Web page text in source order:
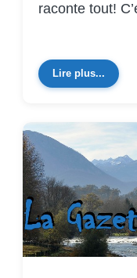
raconte tout!
Lire plus...